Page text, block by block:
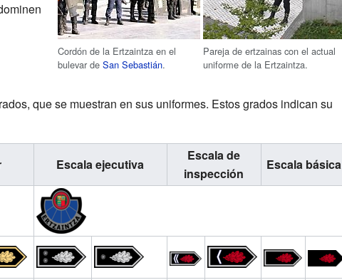
Cordón de la Ertzaintza en el
bulevar deSan Sebastián.
Pareja de ertzainas con el actual
uniforme de la Ertzaintza.
que se muestran en sus uniformes. Estos grados indican su
Escala ejecutiva
Escala de
inspección
Escala básica